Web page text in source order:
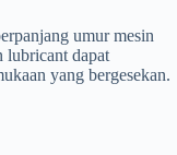
umur mesin
lubricant dapat
yang bergesekan.